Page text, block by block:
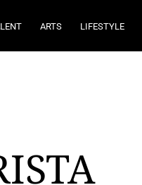
ARTS LIFESTYLE